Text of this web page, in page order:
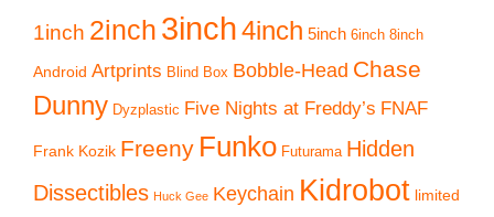
1inch 2inch 3inch4inch 5inch 6inch 8inch
Android Artprints Blind Box Bobble-Head Chase
Dunny Dyzplastic Five Nights at Freddy’s FNAF
Frank Kozik Freeny Funko Futurama Hidden
Dissectibles Huck Gee Keychain Kidrobot limited